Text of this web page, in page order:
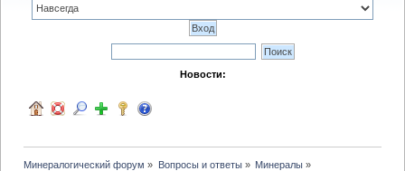
Новости:
Минералогический форум » Вопросы и ответы» Минералы»